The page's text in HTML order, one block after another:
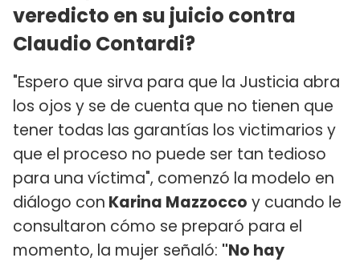
veredicto en su juicio contra
Claudio Contardi?
"Espero que sirva para que la Justicia abra
los ojos y se de cuenta que no tienen que
tener todas las garantías los victimarios y
que el proceso no puede ser tan tedioso
para una víctima", comenzó la modelo en
diálogo con Karina Mazzocco y cuando le
consultaron cómo se preparó para el
momento, la mujer señaló: "No hay